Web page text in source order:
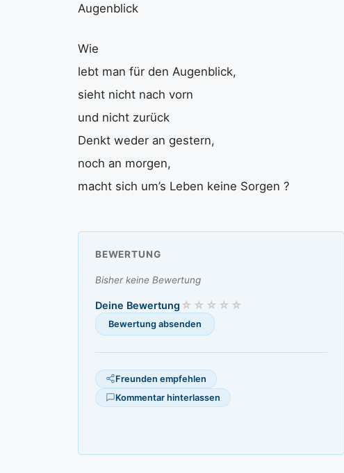
Augenblick
Wie
lebt man für den Augenblick,
sieht nicht nach vorn
und nicht zurück
Denkt weder an gestern,
noch an morgen,
macht sich um’s Leben keine Sorgen ?
BEWERTUNG
Bisher keine Bewertung
Deine Bewertung
Freunden empfehlen
Kommentar hinterlassen